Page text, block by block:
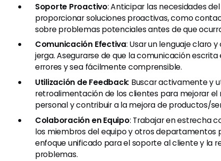
Soporte Proactivo: Anticipar las necesidades
proporcionar soluciones proactivas, como
sobre problemas potenciales antes de que
Comunicación Efectiva: Usar un lenguaje claro
jerga. Asegurarse de que la comunicación
errores y sea fácilmente comprensible.
Utilización de Feedback: Buscar activamente y
retroalimentación de los clientes para mejorar el
personal y contribuir a la mejora de productos/
Colaboración en Equipo: Trabajar en estrecha
los miembros del equipo y otros departamentos
enfoque unificado para el soporte al cliente y la
problemas.